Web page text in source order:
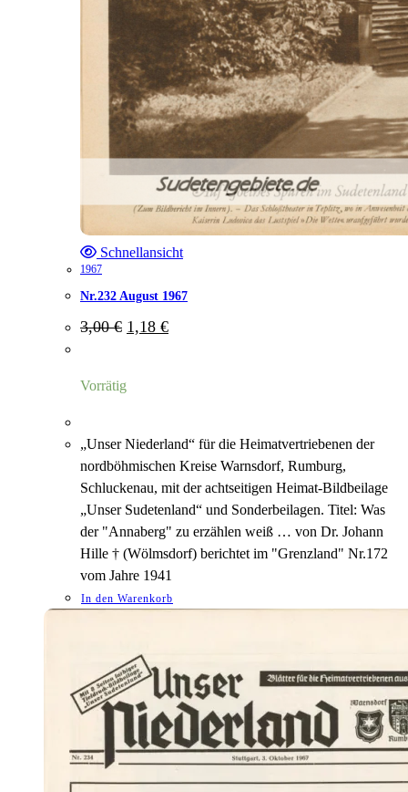
Schnellansicht
1967
Nr.232 August 1967
3,00€ Ursprünglicher
Preis
1,18 €Aktueller
Vorrätig
„Unser Niederland“ für die Heimatvertriebenen der
nordböhmischen Kreise Warnsdorf, Rumburg,
Schluckenau, mit der achtseitigen Heimat-Bildbeilage
„Unser Sudetenland“ und Sonderbeilagen. Titel: Was
der "Annaberg" zu erzählen weiß … von Dr. Johann
Hille † (Wölmsdorf) berichtet im "Grenzland" Nr.172
vom Jahre 1941
In den Warenkorb